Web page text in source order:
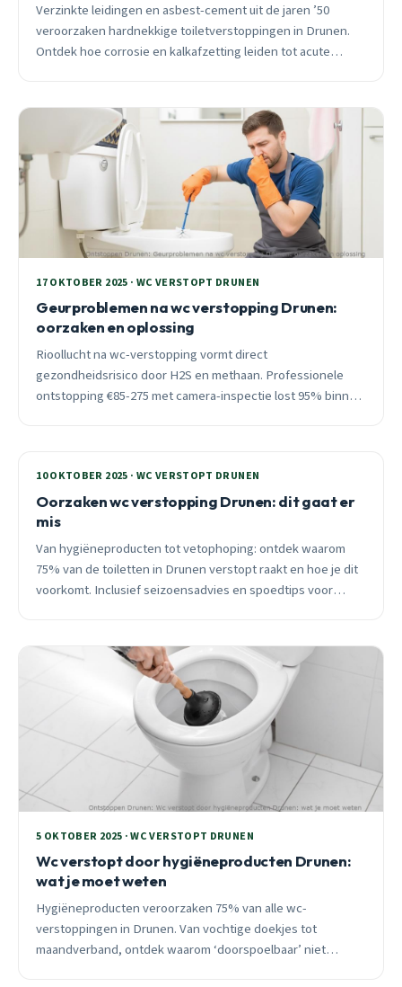
Verzinkte leidingen en asbest-cement uit de jaren ’50
veroorzaken hardnekkige toiletverstoppingen in Drunen.
Ontdek hoe corrosie en kalkafzetting leiden tot acute
17 OKTOBER 2025 · WC VERSTOPT DRUNEN
Geurproblemen na wc verstopping Drunen:
oorzaken en oplossing
Rioollucht na wc-verstopping vormt direct
gezondheidsrisico door H2S en methaan. Professionele
ontstopping €85-275 met camera-inspectie lost 95% binnen
10 OKTOBER 2025 · WC VERSTOPT DRUNEN
Oorzaken wc verstopping Drunen: dit gaat er
mis
Van hygiëneproducten tot vetophoping: ontdek waarom
75% van de toiletten in Drunen verstopt raakt en hoe je dit
voorkomt. Inclusief seizoensadvies en spoedtips voor
5 OKTOBER 2025 · WC VERSTOPT DRUNEN
Wc verstopt door hygiëneproducten Drunen:
wat je moet weten
Hygiëneproducten veroorzaken 75% van alle wc-
verstoppingen in Drunen. Van vochtige doekjes tot
maandverband, ontdek waarom ‘doorspoelbaar’ niet